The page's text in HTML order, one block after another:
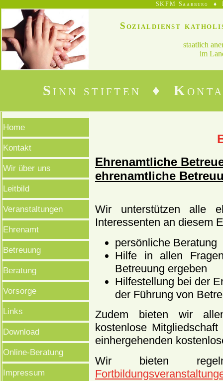
SKFM Saarburg ♦
Sozialdienst
staatlich
im
Sinn stiften ♦ K
Home
Kontakt
Wir über uns
Leitbild
Veranstaltungen
Ehrenamt
Betreuung
Beratung
Vorsorge
Links
Download
Online-Beratung
Impressum
Ehrenamtliche
ehrenamtliche
Wir unterstützen alle
Interessenten an diesem
persönliche Beratung
Hilfe in allen
Betreuung ergeben
Hilfestellung bei der
der Führung von
Zudem bieten wir
kostenlose
einhergehenden
Wir bieten